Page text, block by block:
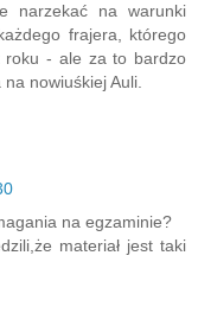
narzekać na warunki
frajera, którego
roku - ale za to bardzo
nowiuśkiej Auli.
na egzaminie?
materiał jest taki